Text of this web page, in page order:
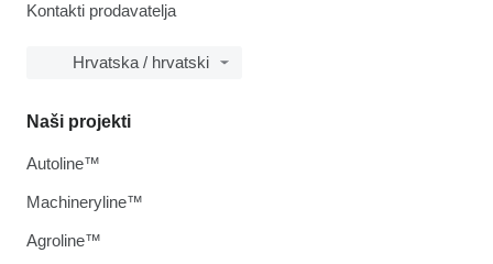
Kontakti prodavatelja
Hrvatska / hrvatski
Naši projekti
Autoline™
Machineryline™
Agroline™